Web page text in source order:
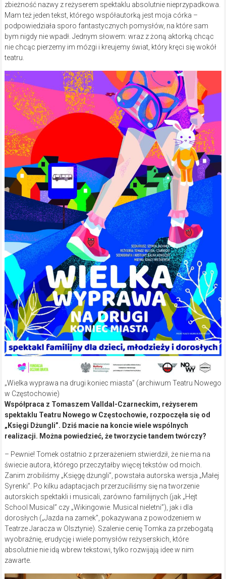
zbieżność nazwy z reżyserem spektaklu absolutnie nieprzypadkowa.
Mam też jeden tekst, którego współautorką jest moja córka –
podpowiedziała sporo fantastycznych pomysłów, na które sam
bym nigdy nie wpadł. Jednym słowem: wraz z żoną aktorką chcąc
nie chcąc pierzemy im mózgi i kreujemy świat, który kręci się wokół
teatru.
„Wielka wyprawa na drugi koniec miasta” (archiwum Teatru Nowego
w Częstochowie)
Współpraca z Tomaszem Valldal-Czarneckim, reżyserem
spektaklu Teatru Nowego w Częstochowie, rozpoczęła się od
„Księgi Dżungli”. Dziś macie na koncie wiele wspólnych
realizacji. Można powiedzieć, że tworzycie tandem twórczy?
– Pewnie! Tomek ostatnio z przerażeniem stwierdził, że nie ma na
świecie autora, którego przeczytałby więcej tekstów od moich.
Zanim zrobiliśmy „Księgę dżungli”, powstała autorska wersja „Małej
Syrenki”. Po kilku adaptacjach przerzuciliśmy się na tworzenie
autorskich spektakli i musicali, zarówno familijnych (jak „Hejt
School Musical” czy „Wikingowie. Musical nieletni”), jak i dla
dorosłych („Jazda na zamek”, pokazywana z powodzeniem w
Teatrze Jaracza w Olsztynie). Szalenie cenię Tomka za przebogatą
wyobraźnię, erudycję i wiele pomysłów reżyserskich, które
absolutnie nie idą wbrew tekstowi, tylko rozwijają idee w nim
zawarte.